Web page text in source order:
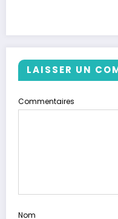
LAISSER UN
Commentaires
Nom